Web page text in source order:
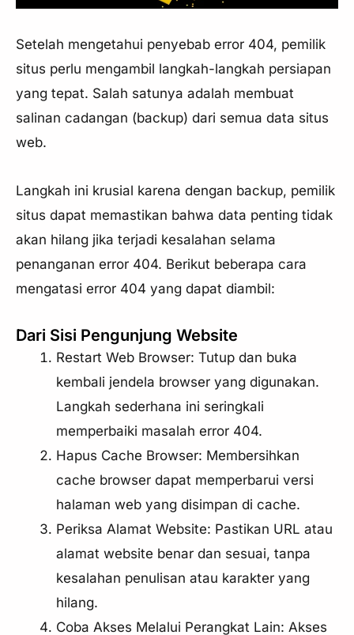
Setelah mengetahui penyebab error 404, pemilik
situs perlu mengambil langkah-langkah persiapan
yang tepat. Salah satunya adalah membuat
salinan cadangan (backup) dari semua data situs
web.
Langkah ini krusial karena dengan backup, pemilik
situs dapat memastikan bahwa data penting tidak
akan hilang jika terjadi kesalahan selama
penanganan error 404. Berikut beberapa cara
mengatasi error 404 yang dapat diambil:
Dari Sisi Pengunjung Website
Restart Web Browser: Tutup dan buka
kembali jendela browser yang digunakan.
Langkah sederhana ini seringkali
memperbaiki masalah error 404.
Hapus Cache Browser: Membersihkan
cache browser dapat memperbarui versi
halaman web yang disimpan di cache.
Periksa Alamat Website: Pastikan URL atau
alamat website benar dan sesuai, tanpa
kesalahan penulisan atau karakter yang
hilang.
Coba Akses Melalui Perangkat Lain: Akses